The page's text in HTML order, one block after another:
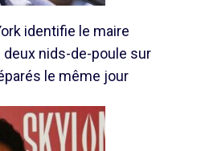
identifie le maire
deux nids-de-poule sur
le même jour